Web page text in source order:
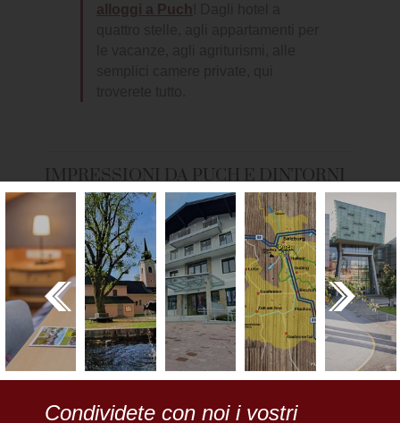
alloggi a Puch
IMPRESSIONI DA PUCH E DINTORNI
Condividete con noi i vostri